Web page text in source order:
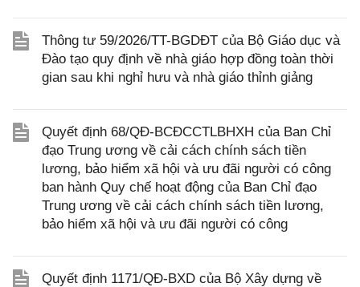
Thông tư 59/2026/TT-BGDĐT của Bộ Giáo dục và
Đào tạo quy định về nhà giáo hợp đồng toàn thời
gian sau khi nghỉ hưu và nhà giáo thỉnh giảng
Quyết định 68/QĐ-BCĐCCTLBHXH của Ban Chỉ
đạo Trung ương về cải cách chính sách tiền
lương, bảo hiểm xã hội và ưu đãi người có công
ban hành Quy chế hoạt động của Ban Chỉ đạo
Trung ương về cải cách chính sách tiền lương,
bảo hiểm xã hội và ưu đãi người có công
Quyết định 1171/QĐ-BXD của Bộ Xây dựng về